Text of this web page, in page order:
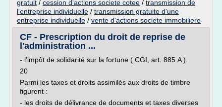
gratuit / cession d'actions societe cotee / transmission de
l'entreprise individuelle / transmission gratuite d'une
entreprise individuelle / vente d'actions societe immobiliere
CF - Prescription du droit de reprise de
l'administration ...
- l'impôt de solidarité sur la fortune ( CGI, art. 885 A ).
20
Parmi les taxes et droits assimilés aux droits de timbre
figurent :
- les droits de délivrance de documents et taxes diverses